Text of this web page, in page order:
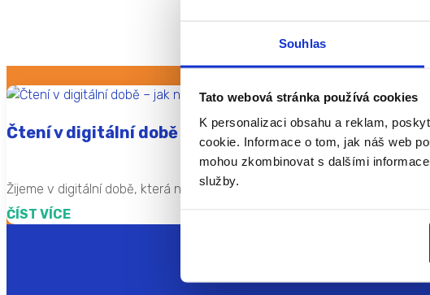
Souhlas
Tato webová stránka používá cookies
K personalizaci obsahu a reklam,
cookie. Informace o tom, jak náš web
mohou zkombinovat s dalšími
služby.
Čtení v digitální době – jak najít rovnováhu?
Žijeme v digitální době, která nabízí spoustu možností. Má to však i své
ČÍST VÍCE